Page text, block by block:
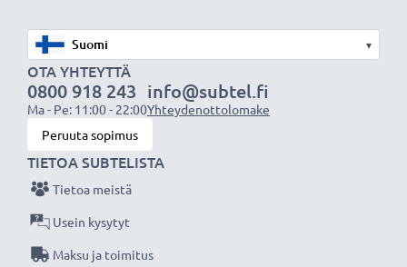
muistiin
✔Säännöllinen ja kattava testaus- jokainen
sisäänrakennettu kenno testataan
✔Sertifioitu turvallisuus- suojattu oikosululta,
ylikuumenemiselta ja ylijännitteeltä
Tekniset tiedot:
Tuotemerkki: CELLONIC
Kapasiteetti : 1600mAh
▾
OTA YHTEYTTÄ
0800 918 243
Ma - Pe: 11:00 - 22:00
info@subtel.fi
Yhteydenottolomake
Peruuta sopimus
TIETOA SUBTELISTA
Tietoa meistä
Usein kysytyt
Maksu ja toimitus